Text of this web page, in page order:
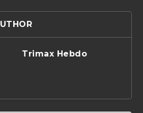
Trimax Hebdo